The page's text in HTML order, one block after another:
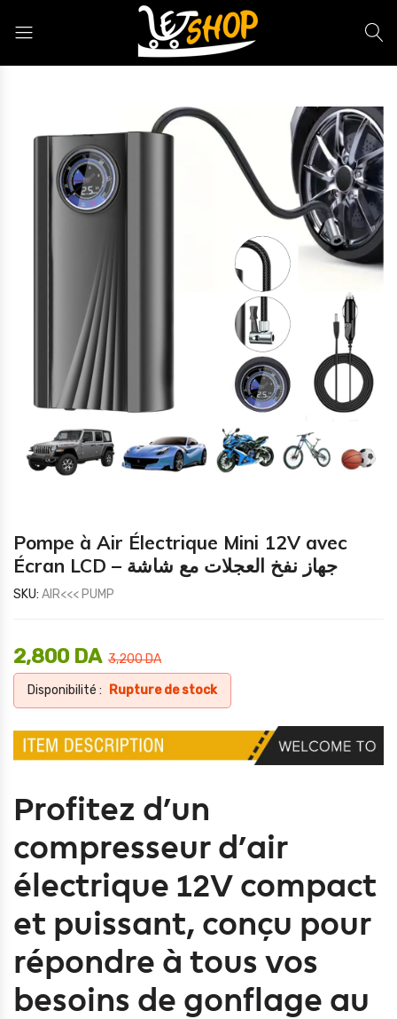
Pompe à Air Électrique Mini 12V avec
Écran LCD – جهاز نفخ العجلات مع شاشة
SKU: AIR<<< PUMP
3,200DA
2,800 DA
Disponibilité : Rupture de stock
Profitez d’un
compresseur d’air
électrique 12V compact
et puissant, conçu pour
répondre à tous vos
besoins de gonflage au